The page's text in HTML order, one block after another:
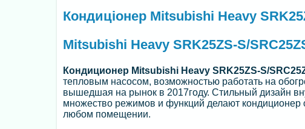
Кондиціонер Mitsubishi Heavy
Mitsubishi Heavy SRK25ZS-S/
Кондиционер Mitsubishi Heavy SRK25ZS-S/
тепловым насосом, возможностью работать на
вышедшая на рынок в 2017году. Стильный дизайн
множество режимов и функций делают
любом помещении.